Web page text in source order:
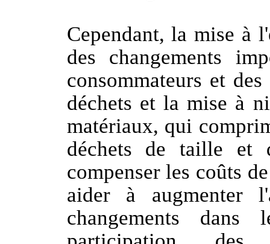
Cependant, la mise à
des changements
consommateurs et
déchets et la mise à
matériaux, qui
déchets de taille et
compenser les coûts
aider à augmenter
changements